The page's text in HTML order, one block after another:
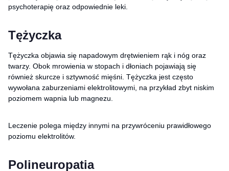
psychoterapię oraz odpowiednie leki.
Tężyczka
Tężyczka objawia się napadowym drętwieniem rąk i nóg oraz
twarzy. Obok mrowienia w stopach i dłoniach pojawiają się
również skurcze i sztywność mięśni. Tężyczka jest często
wywołana zaburzeniami elektrolitowymi, na przykład zbyt niskim
poziomem wapnia lub magnezu.
Leczenie polega między innymi na przywróceniu prawidłowego
poziomu elektrolitów.
Polineuropatia